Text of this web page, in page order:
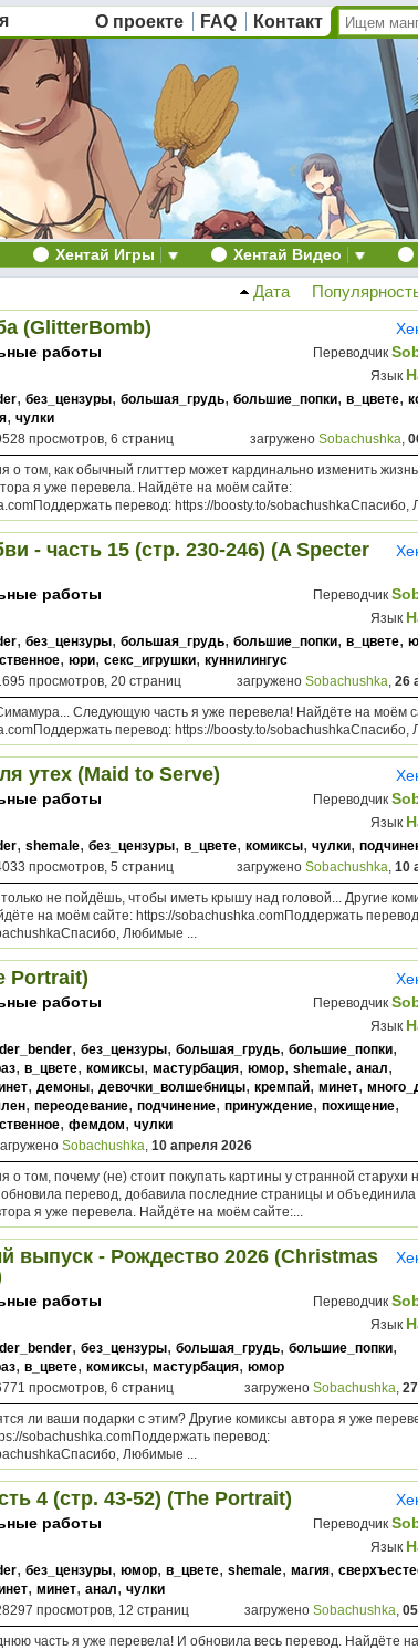
О проекте FAQ Контакт
Хентай Игры Хентай Видео
Дата
(GlitterBomb)
работы Переводчик
Язык
, без_цензуры, большая_грудь, большие_попки, в_цвете,
, чулки
просмотров, 6 страниц
загружено Sobachushka,
о том, как обычный глиттер может кардинально изменить
я уже перевела. Найдёте на моём сайте:
перевод: https://boosty.to/
- часть 15 (стр. 230-246) (A Specter
работы Переводчик
Язык
, без_цензуры, большая_грудь, большие_попки, в_цвете,
, юри, секс_игрушки, куннилингус
просмотров, 20 страниц
загружено Sobachushka, 26
Следующую часть я уже перевела! Найдёте на моём
перевод: https://boosty.to/
утех (Maid to Serve)
работы Переводчик
Язык
, shemale, без_цензуры, в_цвете, комиксы, чулки,
просмотров, 5 страниц
загружено Sobachushka, 10
не пойдёшь, чтобы иметь крышу над головой... Другие
на моём сайте: https://sobachushka.comПоддержать
Любимые ...
Portrait)
работы Переводчик
Язык
, без_цензуры, большая_грудь, большие_попки,
, в_цвете, комиксы, мастурбация, юмор, shemale, анал,
, демоны, девочки_волшебницы, кремпай, минет,
, переодевание, подчинение, принуждение, похищение,
, фемдом, чулки
Sobachushka, 10 апреля 2026
о том, почему (не) стоит покупать картины у странной
перевод, добавила последние страницы и объединила
я уже перевела. Найдёте на моём сайте:...
выпуск - Рождество 2026 (Christmas
работы Переводчик
Язык
, без_цензуры, большая_грудь, большие_попки,
, в_цвете, комиксы, мастурбация, юмор
просмотров, 6 страниц
загружено Sobachushka,
ли ваши подарки с этим? Другие комиксы автора я уже
sobachushka.comПоддержать перевод:
Любимые ...
4 (стр. 43-52) (The Portrait)
работы Переводчик
Язык
, без_цензуры, юмор, в_цвете, shemale, магия,
, минет, анал, чулки
просмотров, 12 страниц
загружено Sobachushka,
часть я уже перевела! И обновила весь перевод. Найдёте